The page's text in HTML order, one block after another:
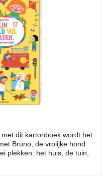
dit kartonboek wordt het
Bruno, de vrolijke hond
plekken: het huis, de tuin,